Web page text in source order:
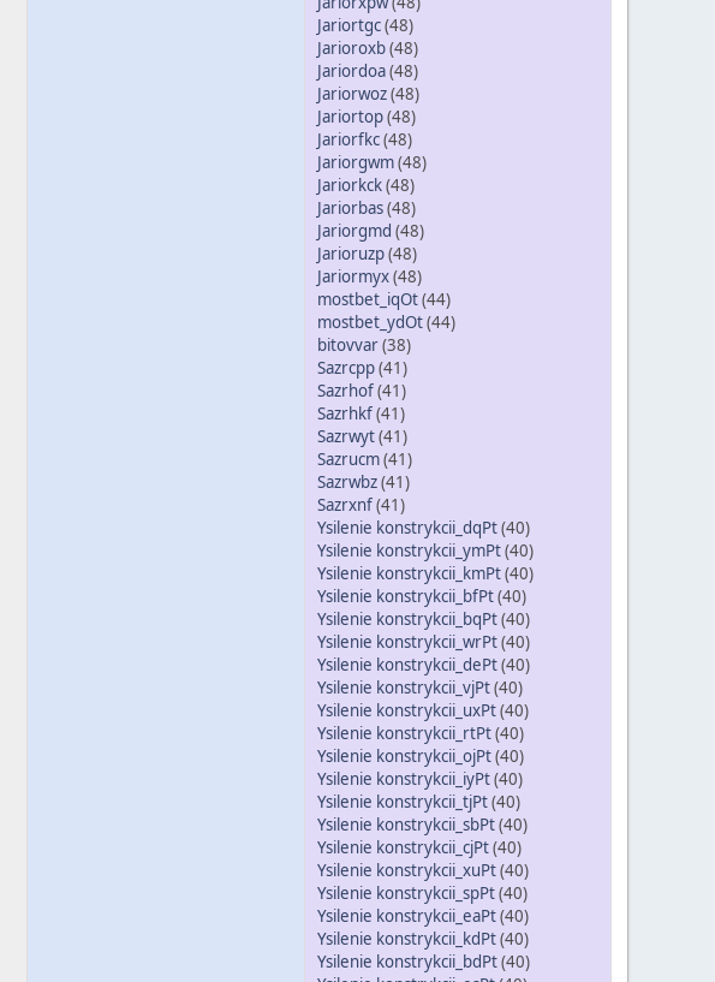
Jariortgc(48)
Jarioroxb(48)
Jariordoa(48)
Jariorwoz(48)
Jariortop(48)
Jariorfkc(48)
Jariorgwm(48)
Jariorkck(48)
Jariorbas(48)
Jariorgmd (48)
Jarioruzp(48)
Jariormyx(48)
mostbet_iqOt(44)
mostbet_ydOt(44)
bitovvar(38)
Sazrcpp(41)
Sazrhof(41)
Sazrhkf(41)
Sazrwyt(41)
Sazrucm(41)
Sazrwbz(41)
Sazrxnf(41)
Ysilenie konstrykcii_dqPt(40)
Ysilenie konstrykcii_ymPt(40)
Ysilenie konstrykcii_kmPt(40)
Ysilenie konstrykcii_bfPt(40)
Ysilenie konstrykcii_bqPt(40)
Ysilenie konstrykcii_wrPt(40)
Ysilenie konstrykcii_dePt(40)
Ysilenie konstrykcii_vjPt(40)
Ysilenie konstrykcii_uxPt(40)
Ysilenie konstrykcii_rtPt(40)
Ysilenie konstrykcii_ojPt(40)
Ysilenie konstrykcii_iyPt(40)
Ysilenie konstrykcii_tjPt(40)
Ysilenie konstrykcii_sbPt(40)
Ysilenie konstrykcii_cjPt(40)
Ysilenie konstrykcii_xuPt(40)
Ysilenie konstrykcii_spPt(40)
Ysilenie konstrykcii_eaPt(40)
Ysilenie konstrykcii_kdPt(40)
Ysilenie konstrykcii_bdPt(40)